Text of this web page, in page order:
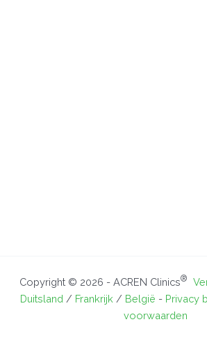
Copyright © 2026 - ACREN Clinics®
Duitsland / Frankrijk / België - Privacy
voorwaarden